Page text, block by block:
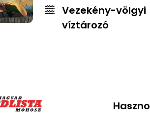
Vezekény-völgyi
víztározó